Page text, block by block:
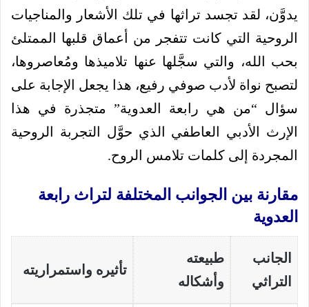
يدوَّن، لقد تجسد تراثها في تلك الأشعار والمناجيات
الروحية التي كانت تتفجر من أعماق قلبها الممتلئ
بحب الله، والتي سجَّلها عنها تلاميذها ومُعاصروها،
لتصبح نواة لأدب صوفي رفيع، هذا يجعل الإجابة على
سؤال “من هي رابعة العدوية” متجذرة في هذا
الإرث الأدبي العاطفي الذي حوَّل التجربة الروحية
المجردة إلى كلمات تلامس الروح.
مقارنة بين الجوانب المختلفة لتراث رابعة
العدوية
الجانب
التراثي
طبيعته
وأشكاله
تأثيره واستمراريته